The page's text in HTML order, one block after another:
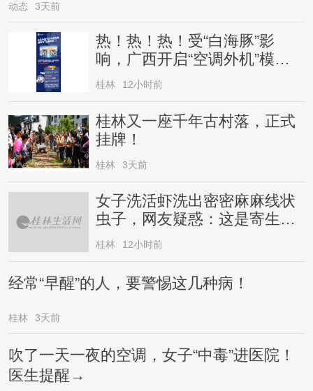
动态 3天前
热！热！热！受“白海豚”影
响，广西开启“空调外机”模
式，局地气温直冲38℃
桂林 12小时前
桂林又一座千年古村落，正式
挂牌！
桂林 3天前
女子洗活虾洗出密密麻麻线状
虫子，网友疑惑：这是寄生虫
还是虾崽？医生提醒→
桂林 12小时前
经常“早醒”的人，要警惕这几种病！
桂林 3天前
吹了一天一夜的空调，女子“中毒”进医院！
医生提醒→